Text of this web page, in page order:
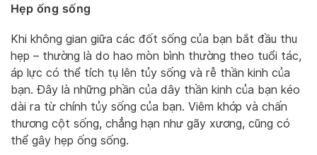
Hẹp ống sống
Khi không gian giữa các đốt sống của bạn bắt đầu thu
hẹp – thường là do hao mòn bình thường theo tuổi tác,
áp lực có thể tích tụ lên tủy sống và rễ thần kinh của
bạn. Đây là những phần của dây thần kinh của bạn kéo
dài ra từ chính tủy sống của bạn. Viêm khớp và chấn
thương cột sống, chẳng hạn như gãy xương, cũng có
thể gây hẹp ống sống.